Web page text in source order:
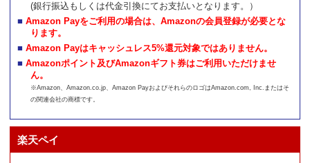
(銀行振込もしくは代金引換にてお支払いとなります。）
Amazon Payをご利用の場合は、Amazonの会員登録が必要とな
ります。
Amazon Payはキャッシュレス5%還元対象ではありません。
Amazonポイント及びAmazonギフト券はご利用いただけませ
ん。
※Amazon、Amazon.co.jp、Amazon PayおよびそれらのロゴはAmazon.com, Inc.またはそ
の関連会社の商標です。
楽天ペイ